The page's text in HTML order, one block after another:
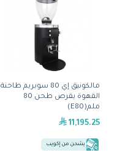
مالكونيق إي 80 سوبريم طاحنة
القهوة بقرص طحن 80
ملم(E80)
11,195.25
يشحن من إكويب